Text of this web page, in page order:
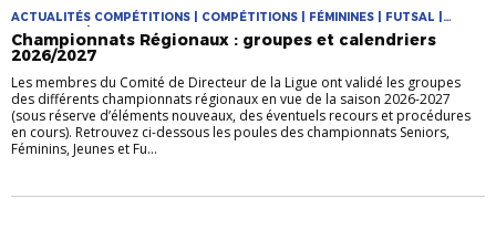
ACTUALITÉS COMPÉTITIONS | COMPÉTITIONS | FÉMININES | FUTSAL |
PRATIQUES | PRATIQUES JEUNES
Championnats Régionaux : groupes et calendriers
2026/2027
Les membres du Comité de Directeur de la Ligue ont validé les groupes
des différents championnats régionaux en vue de la saison 2026-2027
(sous réserve d’éléments nouveaux, des éventuels recours et procédures
en cours). Retrouvez ci-dessous les poules des championnats Seniors,
Féminins, Jeunes et Fu...